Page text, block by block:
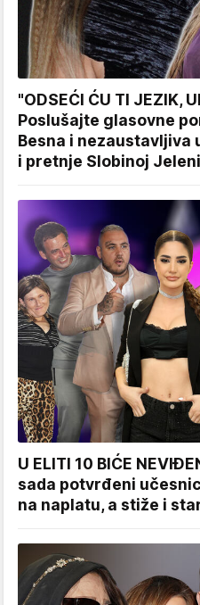
"ODSEĆI ĆU TI JEZIK,
Poslušajte glasovne
Besna i
i pretnje Slobinoj Jeleni
U ELITI 10 BIĆE
sada potvrđeni
na naplatu, a stiže i